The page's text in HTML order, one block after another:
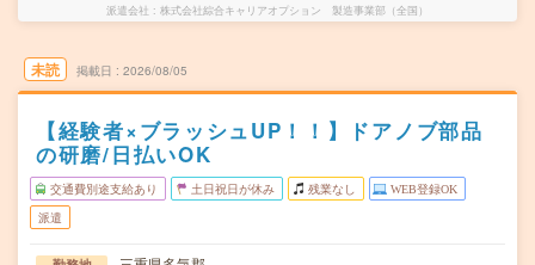
派遣会社 株式会社綜合キャリアオプション 製造事業部（全国）
未読 掲載日 2026/08/05
【経験者×ブラッシュUP！！】ドアノブ部品
の研磨/日払いOK
交通費別途支給あり 土日祝日が休み 残業なし WEB登録OK
派遣